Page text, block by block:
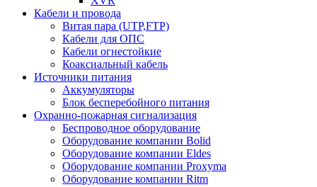
Кабели и провода
Витая пара (UTP,FTP)
Кабели для ОПС
Кабели огнестойкие
Коаксиальный кабель
Источники питания
Аккумуляторы
Блок бесперебойного питания
Охранно-пожарная сигнализация
Беспроводное оборудование
Оборудование компании Bolid
Оборудование компании Eldes
Оборудование компании Proxyma
Оборудование компании Ritm